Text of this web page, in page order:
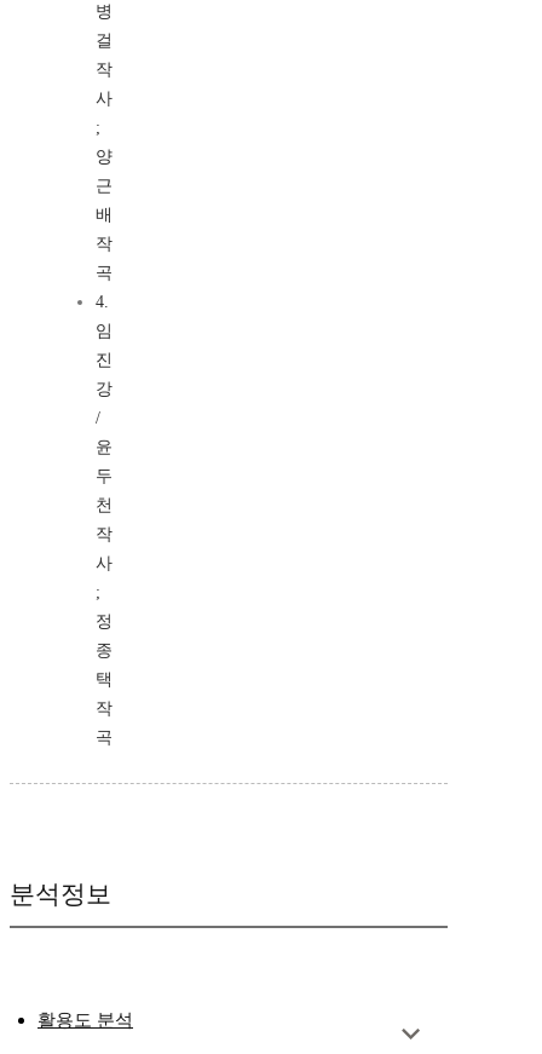
병
걸
작
사
;
양
근
배
작
곡
4.
임
진
강
/
윤
두
천
작
사
;
정
종
택
작
곡
분석정보
활용도 분석